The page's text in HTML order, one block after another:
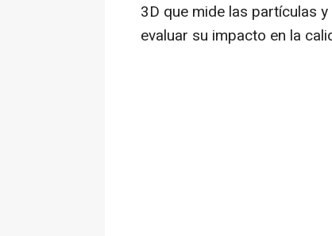
3D que mide las partículas
evaluar su impacto en la